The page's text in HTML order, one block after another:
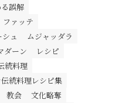
誤解
ファッテ
ュ
ムジャッダラ
ダーン
レシピ
統料理
統料理レシピ集
教会
文化略奪